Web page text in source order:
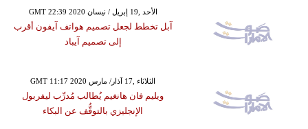
GMT 22:39 2020 الأحد ,19 إبريل / نيسان
آبل تخطط لجعل تصميم هواتف آيفون أقرب
إلى تصميم آيباد
GMT 11:17 2020 الثلاثاء ,17 آذار/ مارس
ويليم فان هانغيم يُطالب مُدرِّب ليفربول
الإنجليزي بالتوقُّف عن البكاء